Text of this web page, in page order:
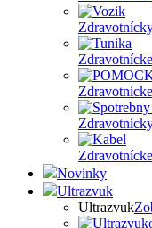
Novinky
Ultrazvuk
Ultrazvuk